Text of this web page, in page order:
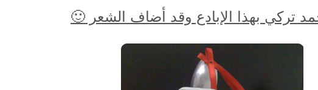
تركي بهذا الإبادع وقد أضاف الشعر 🙂